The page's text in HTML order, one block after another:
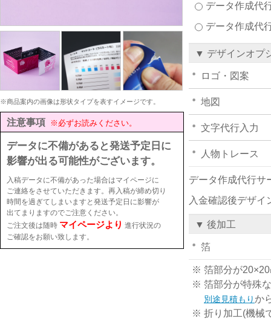
※商品案内の画像は形状タイプを表すイメージです。
注意事項 ※必ずお読みください。
データに不備があると発送予定日に
影響が出る可能性がございます。
入稿データに不備があった場合はマイページに
ご連絡をさせていただきます。再入稿が締め切り
時間を過ぎてしまいますと発送予定日に影響が
出てまりますのでご注意ください。
ご注文後は随時 マイページより 進行状況の
ご確認をお願い致します。
データ作成代
データ作成代
▼ デザインオプ
ロゴ・図案
地図
文字代行入力
人物トレース
データ作成代行サ
入金確認後デザイ
▼ 後加工
箔
※ 箔部分が20×20
※ 箔部分が特殊
別途見積もりか
※ 折り加工(機械